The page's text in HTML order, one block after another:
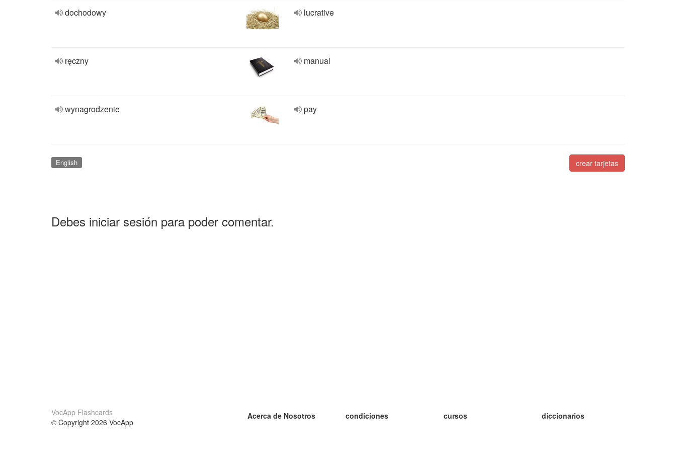
dochodowy lucrative
ręczny manual
wynagrodzenie pay
crear tarjetas
English
Debes iniciar sesión para poder comentar.
VocApp Flashcards
© Copyright 2026 VocApp
Acerca de Nosotros
condiciones
cursos
diccionarios